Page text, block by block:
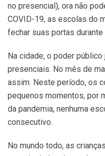
no presencial), ora não
COVID-19, as escolas do
fechar suas portas
Na cidade, o poder
presenciais. No mês de
assim. Neste período, os
pequenos momentos, por
da pandemia, nenhuma
consecutivo.
No mundo todo, as